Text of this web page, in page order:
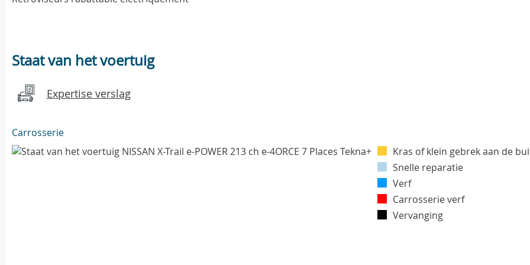
Staat van het voertuig
Expertise verslag
Carrosserie
Kras of klein gebrek aan de
Snelle reparatie
Verf
Carrosserie verf
Vervanging